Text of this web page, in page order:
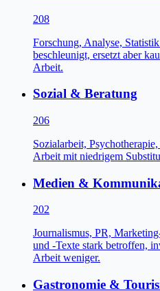
208
Forschung, Analyse,
beschleunigt, ersetzt aber
Arbeit.
Sozial & Beratung
206
Sozialarbeit,
Arbeit mit niedrigem
Medien &
202
Journalismus, PR,
und -Texte stark betroffen,
Arbeit weniger.
Gastronomie &